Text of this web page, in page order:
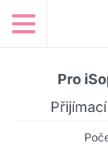
Pro